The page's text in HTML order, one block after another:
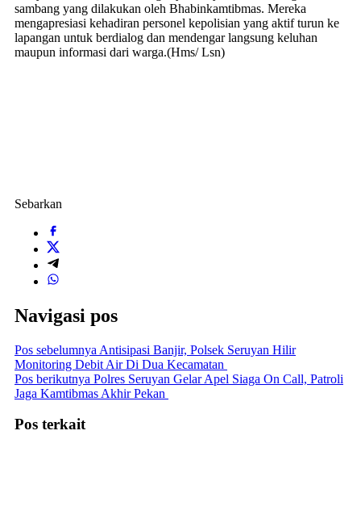
sambang yang dilakukan oleh Bhabinkamtibmas. Mereka
mengapresiasi kehadiran personel kepolisian yang aktif turun ke
lapangan untuk berdialog dan mendengar langsung keluhan
maupun informasi dari warga.(Hms/ Lsn)
Sebarkan
Navigasi pos
Pos sebelumnya Antisipasi Banjir, Polsek Seruyan Hilir
Monitoring Debit Air Di Dua Kecamatan
Pos berikutnya Polres Seruyan Gelar Apel Siaga On Call, Patroli
Jaga Kamtibmas Akhir Pekan
Pos terkait